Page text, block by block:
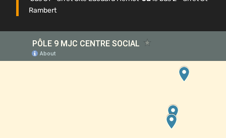
Rambert